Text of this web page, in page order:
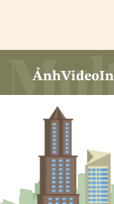
ẢnhVideo